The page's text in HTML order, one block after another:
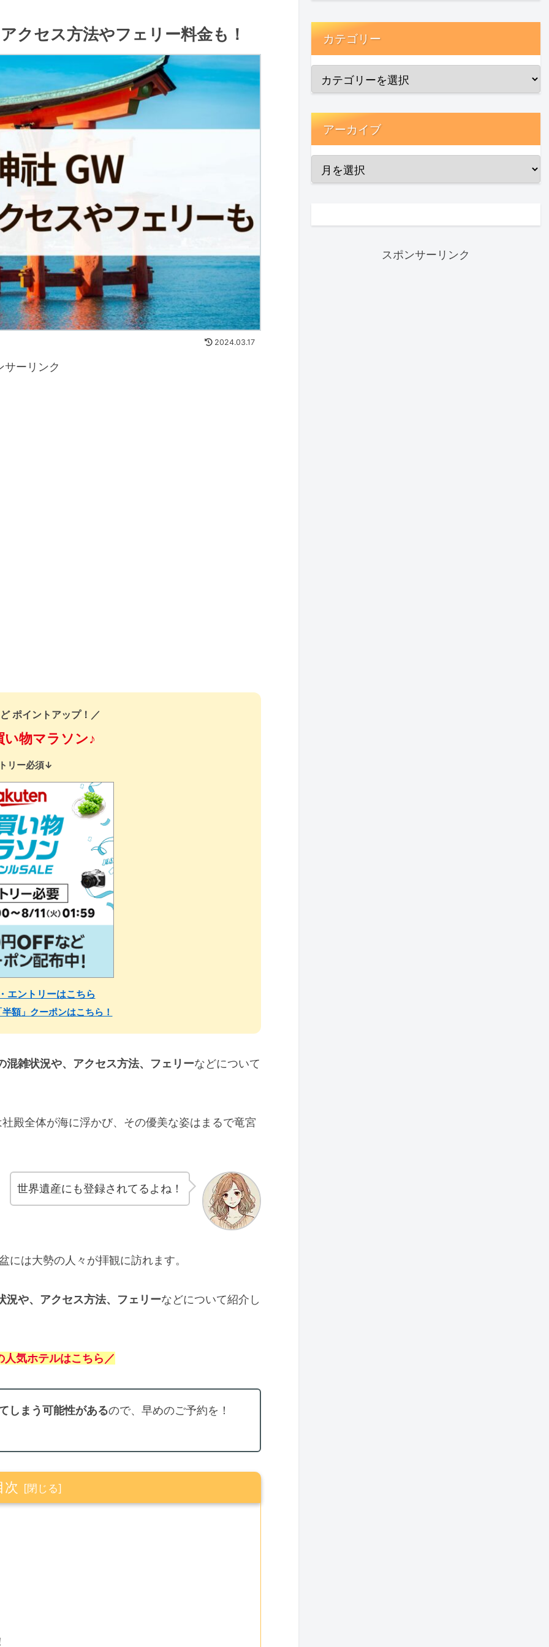
クセス方法やフェリー料金も！
2024.03.17
サーリンク
ポイントアップ！／
物マラソン♪
リー必須↓
エントリーはこちら
額」クーポンはこちら！
雑状況や、アクセス方法、フェリーなどについて
殿全体が海に浮かび、その優美な姿はまるで竜宮
世界遺産にも登録されてるよね！
には大勢の人々が拝観に訪れます。
や、アクセス方法、フェリーなどについて紹介し
人気ホテルはこちら／
しまう可能性があるので、早めのご予約を！
次
カテゴリー
アーカイブ
スポンサーリンク